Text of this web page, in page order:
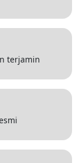
terjamin